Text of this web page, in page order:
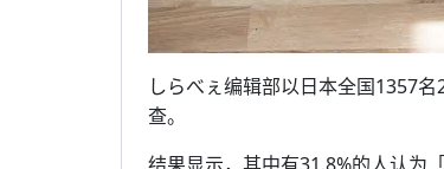
しらべぇ编辑部以日本全国1357
查。